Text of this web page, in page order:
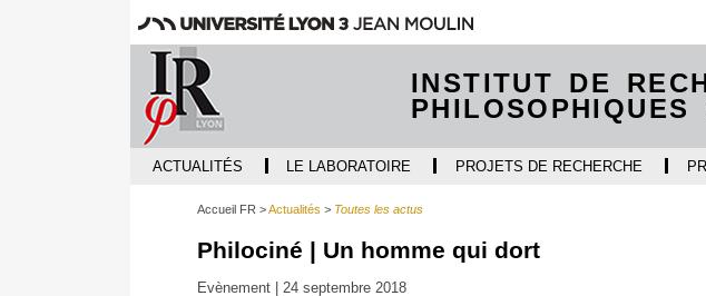
INSTITUT DE
PHILOSOPHIQUES
ACTUALITÉS LE LABORATOIRE PROJETS DE RECHERCHE
Accueil FR Actualités Toutes les actus
Philociné | Un homme qui dort
Evènement | 24 septembre 2018